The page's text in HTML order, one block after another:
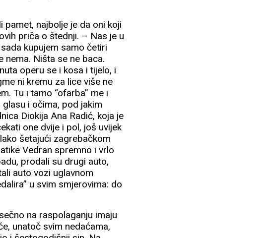
pamet, najbolje je da oni koji
priča o štednji. – Nas je u
kupujem samo četiri
nema. Ništa se ne baca.
operu se i kosa i tijelo, i
ni kremu za lice više ne
Tu i tamo “ofarba” me i
i očima, pod jakim
Diokija Ana Radić, koja je
one dvije i pol, još uvijek
šetajući zagrebačkom
Vedran spremno i vrlo
prodali su drugi auto,
auto vozi uglavnom
u svim smjerovima: do
na raspolaganju imaju
unatoč svim nedaćama,